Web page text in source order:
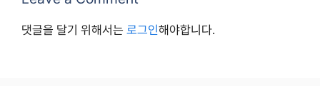
댓글을 달기 위해서는 로그인해야합니다.